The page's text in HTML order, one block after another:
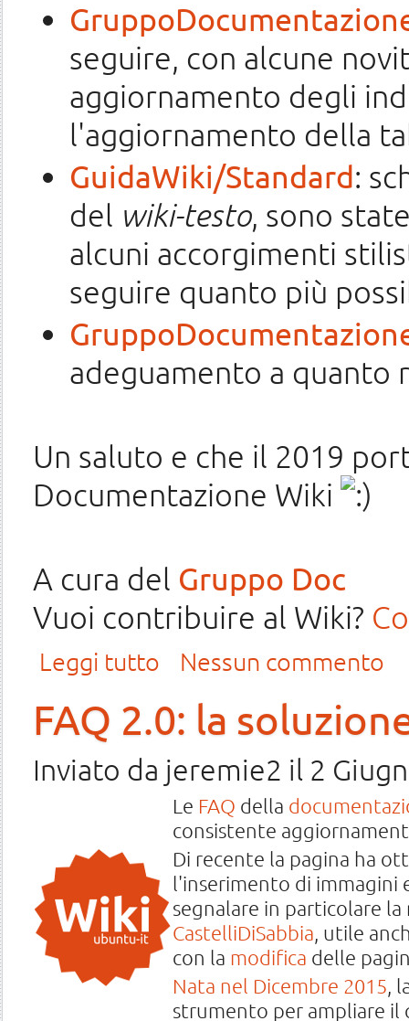
seguire, con alcune
aggiornamento degli
l'aggiornamento della
GuidaWiki/Standard:
del wiki-testo, sono
alcuni accorgimenti
seguire quanto più
adeguamento a quanto
Un saluto e che il 2019
Documentazione Wiki
A cura del Gruppo Doc
Vuoi contribuire al Wiki?
Leggi tutto Nessun commento
FAQ 2.0: la
Inviato da jeremie2 il 2
Le FAQ della
consistente
Di recente la pagina ha
l'inserimento di immagini
segnalare in particolare
CastelliDiSabbia , utile
con la modifica delle
Nata nel Dicembre 2015 ,
strumento per ampliare